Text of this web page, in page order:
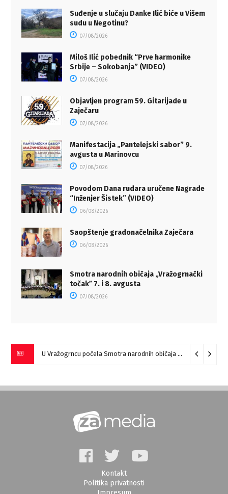
Suđenje u slučaju Danke Ilić biće u Višem
sudu u Negotinu?
07/08/2026
Miloš Ilić pobednik “Prve harmonike
Srbije – Sokobanja” (VIDEO)
07/08/2026
Objavljen program 59. Gitarijade u
Zaječaru
07/08/2026
Manifestacija „Pantelejski sabor” 9.
avgusta u Marinovcu
07/08/2026
Povodom Dana rudara uručene Nagrade
“Inženjer Šistek” (VIDEO)
06/08/2026
Saopštenje gradonačelnika Zaječara
06/08/2026
Smotra narodnih običaja „Vražogrnački
točakˮ 7. i 8. avgusta
07/08/2026
U Vražogrncu počela Smotra narodnih običaja „Vražogrnački točak“
Kontakt
Politika privatnosti